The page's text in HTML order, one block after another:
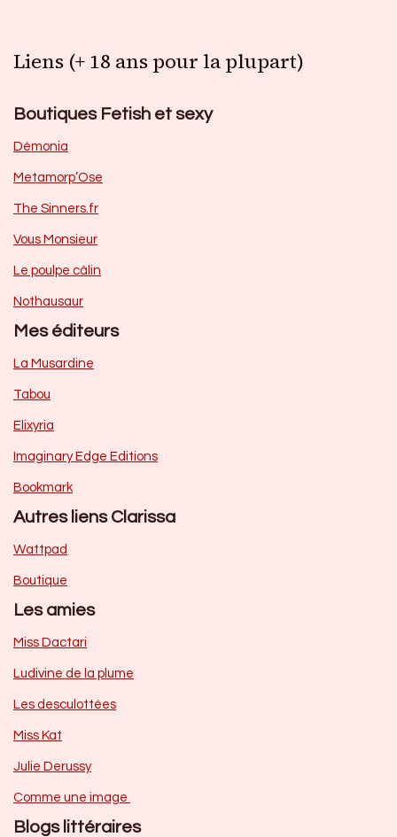
Liens (+ 18 ans pour la plupart)
Boutiques Fetish et sexy
Dèmonia
Metamorp’Ose
The Sinners.fr
Vous Monsieur
Le poulpe câlin
Nothausaur
Mes éditeurs
La Musardine
Tabou
Elixyria
Imaginary Edge Editions
Bookmark
Autres liens Clarissa
Wattpad
Boutique
Les amies
Miss Dactari
Ludivine de la plume
Les desculottées
Miss Kat
Julie Derussy
Comme une image
Blogs littéraires